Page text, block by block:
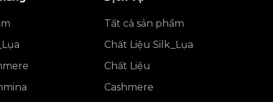
Tất cả sản phẩm
Chất Liệu Silk_Lụa
Chất Liệu
Cashmere